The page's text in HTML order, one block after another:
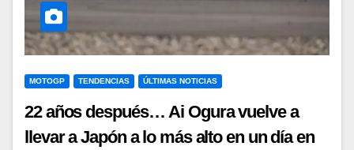
MOTOGP TENDENCIAS ÚLTIMAS NOTICIAS
22 años después… Ai Ogura vuelve a
llevar a Japón a lo más alto en un día en